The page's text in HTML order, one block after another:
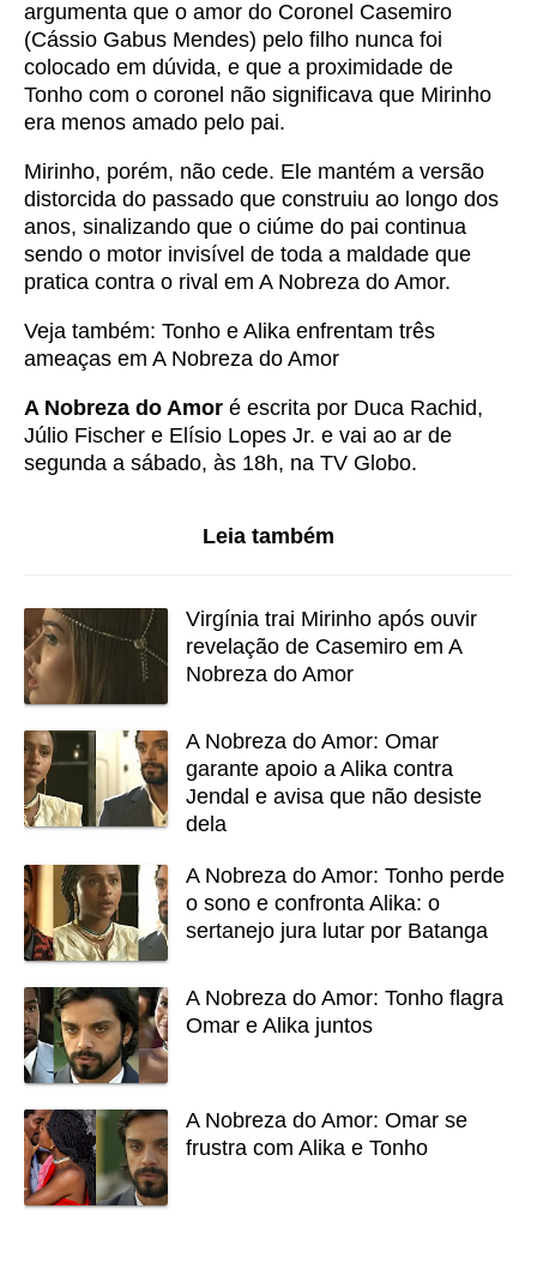
argumenta que o amor do Coronel Casemiro
(Cássio Gabus Mendes) pelo filho nunca foi
colocado em dúvida, e que a proximidade de
Tonho com o coronel não significava que Mirinho
era menos amado pelo pai.
Mirinho, porém, não cede. Ele mantém a versão
distorcida do passado que construiu ao longo dos
anos, sinalizando que o ciúme do pai continua
sendo o motor invisível de toda a maldade que
pratica contra o rival em A Nobreza do Amor.
Veja também: Tonho e Alika enfrentam três
ameaças em A Nobreza do Amor
A Nobreza do Amor é escrita por Duca Rachid,
Júlio Fischer e Elísio Lopes Jr. e vai ao ar de
segunda a sábado, às 18h, na TV Globo.
Leia também
Virgínia trai Mirinho após ouvir
revelação de Casemiro em A
Nobreza do Amor
A Nobreza do Amor: Omar
garante apoio a Alika contra
Jendal e avisa que não desiste
dela
A Nobreza do Amor: Tonho perde
o sono e confronta Alika: o
sertanejo jura lutar por Batanga
A Nobreza do Amor: Tonho flagra
Omar e Alika juntos
A Nobreza do Amor: Omar se
frustra com Alika e Tonho